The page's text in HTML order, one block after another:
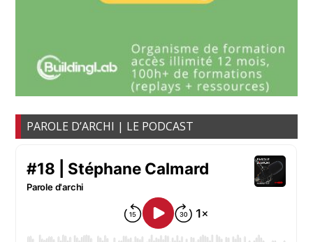
PAROLE D’ARCHI | LE PODCAST